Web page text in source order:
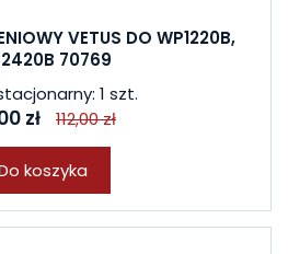
VETUS DO WP1220B,
70769
1 szt.
zł 112,00 zł
koszyka